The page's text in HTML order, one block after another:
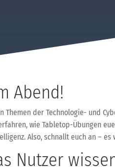
Abend!
der Technologie- und
wie Tabletop-Übungen
Also, schnallt euch an – es
Nutzer